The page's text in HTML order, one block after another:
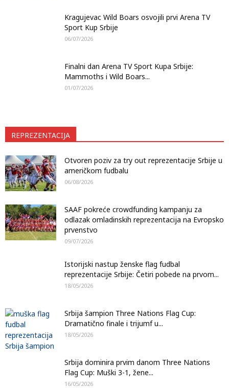
Kragujevac Wild Boars osvojili prvi Arena TV
Sport Kup Srbije
06/07/2026
Finalni dan Arena TV Sport Kupa Srbije:
Mammoths i Wild Boars...
01/07/2026
REPREZENTACIJA
Otvoren poziv za try out reprezentacije Srbije u
američkom fudbalu
06/08/2026
SAAF pokreće crowdfunding kampanju za
odlazak omladinskih reprezentacija na Evropsko
prvenstvo
09/07/2026
Istorijski nastup ženske flag fudbal
reprezentacije Srbije: Četiri pobede na prvom...
18/05/2026
Srbija šampion Three Nations Flag Cup:
Dramatično finale i trijumf u...
18/05/2026
Srbija dominira prvim danom Three Nations
Flag Cup: Muški 3-1, žene...
16/05/2026